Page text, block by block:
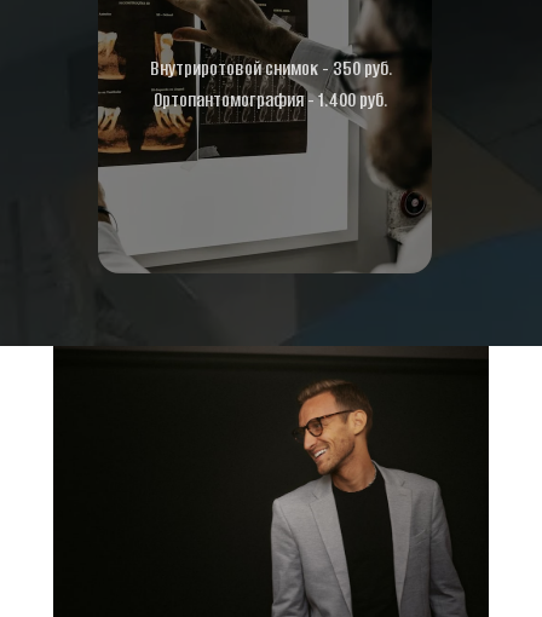
Внутриротовой снимок - 350 руб.
Ортопантомография - 1.400 руб.